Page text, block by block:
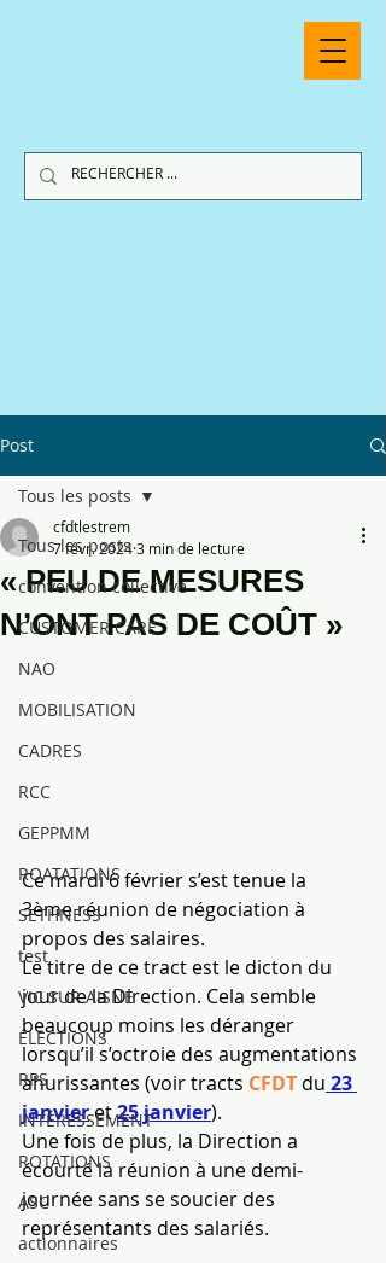
Post
Tous les posts
convention collective
CUSTOMER CARE
NAO
MOBILISATION
CADRES
RCC
GEPPMM
ROATATIONS
SETHNESS
test
VIC SUR AISNE
ÉLECTIONS
RPS
INTÉRESSEMENT
ROTATIONS
ASC
actionnaires
Tous les posts
« PEU DE MESURES
N’ONT PAS DE COÛT »
cfdtlestrem
7 févr. 20243 min de lecture
Ce mardi 6 février s’est tenue la
3ème réunion de négociation à
propos des salaires.
Le titre de ce tract est le dicton du
jour de la Direction. Cela semble
beaucoup moins les déranger
lorsqu’il s’octroie des augmentations
ahurissantes (voir tracts CFDT du 23
janvier et 25 janvier).
Une fois de plus, la Direction a
écourté la réunion à une demi-
journée sans se soucier des
représentants des salariés.